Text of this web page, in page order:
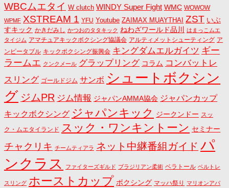
WBCムエタイ W clutch WINDY Super Fight WMC WOWOW
WPMF XSTREAM 1 YFU Youtube ZAIMAX MUAYTHAI ZST いぶ
すキック かきだみし かつおのタタキック ねわざワールド品川
はまっこムエ
タイジム アマチュアキックボクシング協議会 アルティメットシューティング ア
ンビータブル キックボクシング振興会 キングダムエルガイツ ギー
ラームエ クンクメール グラップリング コラム コンバットレ
スリング ゴールドジム サンボ シュートボクシン
グ ジムPR ジム情報 ジャパンAMMA協会 ジャパンカップ
キックボクシング ジャパンキック ジークンドー スッ
ク・ムエタイランド スック・ワンキントーン セミナー
チャクリキ チームティアラ ネット中継番組ガイド パ
ンクラス
ファイターズギルド ブラジリアン柔術 ベラトール ベルトレ
スリング ホーストカップ ボクシング マッハ祭り マリオンアパ